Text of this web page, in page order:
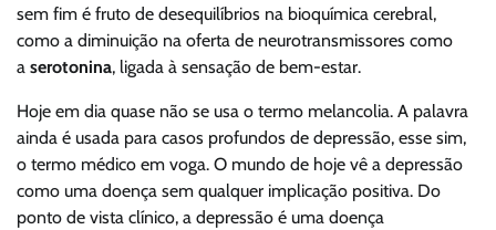
sem fim é fruto de desequilíbrios na bioquímica cerebral,
como a diminuição na oferta de neurotransmissores como
a serotonina, ligada à sensação de bem-estar.
Hoje em dia quase não se usa o termo melancolia. A palavra
ainda é usada para casos profundos de depressão, esse sim,
o termo médico em voga. O mundo de hoje vê a depressão
como uma doença sem qualquer implicação positiva. Do
ponto de vista clínico, a depressão é uma doença